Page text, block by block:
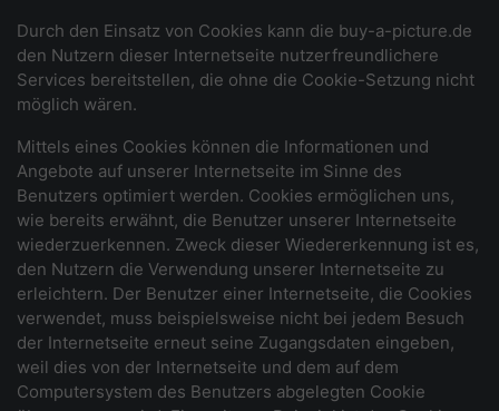
Durch den Einsatz von Cookies kann die buy-a-picture.de
den Nutzern dieser Internetseite nutzerfreundlichere
Services bereitstellen, die ohne die Cookie-Setzung nicht
möglich wären.
Mittels eines Cookies können die Informationen und
Angebote auf unserer Internetseite im Sinne des
Benutzers optimiert werden. Cookies ermöglichen uns,
wie bereits erwähnt, die Benutzer unserer Internetseite
wiederzuerkennen. Zweck dieser Wiedererkennung ist es,
den Nutzern die Verwendung unserer Internetseite zu
erleichtern. Der Benutzer einer Internetseite, die Cookies
verwendet, muss beispielsweise nicht bei jedem Besuch
der Internetseite erneut seine Zugangsdaten eingeben,
weil dies von der Internetseite und dem auf dem
Computersystem des Benutzers abgelegten Cookie